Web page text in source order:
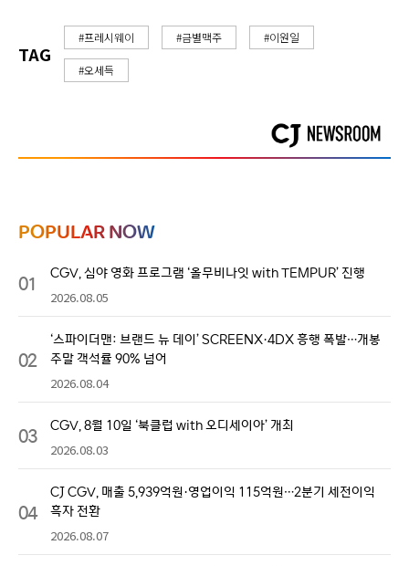
TAG
#프레시웨이 #금별맥주 #이원일
#오세득
POPULAR NOW
01 CGV, 심야 영화 프로그램 ‘올무비나잇 with TEMPUR’ 진행
2026.08.05
02
‘스파이더맨: 브랜드 뉴 데이’ SCREENX·4DX 흥행 폭발…개봉
주말 객석률 90% 넘어
2026.08.04
03 CGV, 8월 10일 ‘북클럽 with 오디세이아’ 개최
2026.08.03
04
CJ CGV, 매출 5,939억원·영업이익 115억원…2분기 세전이익
흑자 전환
2026.08.07